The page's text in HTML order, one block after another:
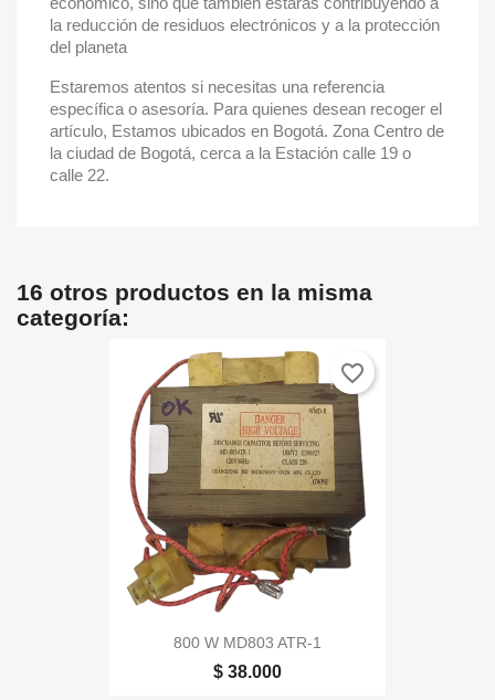
la reducción de residuos electrónicos y a la protección
del planeta
Estaremos atentos si necesitas una referencia
específica o asesoría. Para quienes desean recoger el
artículo, Estamos ubicados en Bogotá. Zona Centro de
la ciudad de Bogotá, cerca a la Estación calle 19 o
calle 22.
16 otros productos en la misma
categoría:
800 W MD803 ATR-1
$ 38.000
favorite_border